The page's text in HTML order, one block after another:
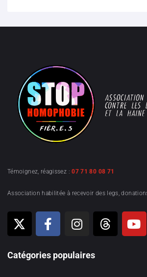
Témoignez, réagissez :07 71 80 08 71
Association habilitée à recevoir des legs,
Catégories populaires